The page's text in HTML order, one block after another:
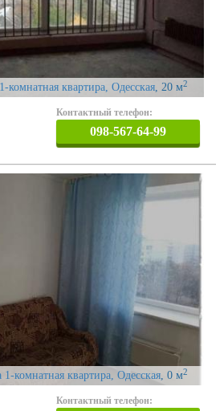
комнатная квартира, Одесская, 20 м2
Контактный телефон:
098-567-64-99
комнатная квартира, Одесская , 0 м2
Контактный телефон: